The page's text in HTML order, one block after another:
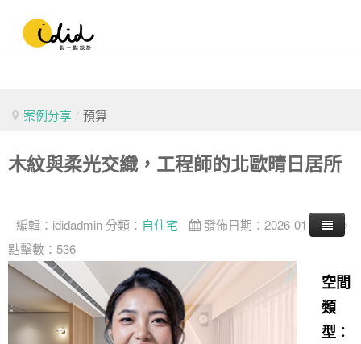
案例分享 / 預算
木紋與柔光交織，工程師的北歐晴日居所
編輯： ididadmin 分類： 自住宅
發佈日期：2026-01-30
點擊數：536
空間
類
型 ：